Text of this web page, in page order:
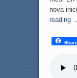
nova
reading
Share